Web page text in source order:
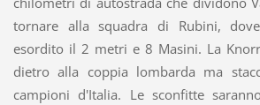
tornare alla squadra di Rubini,
esordito il 2 metri e 8 Masini. La
dietro alla coppia lombarda ma
campioni d'Italia. Le sconfitte